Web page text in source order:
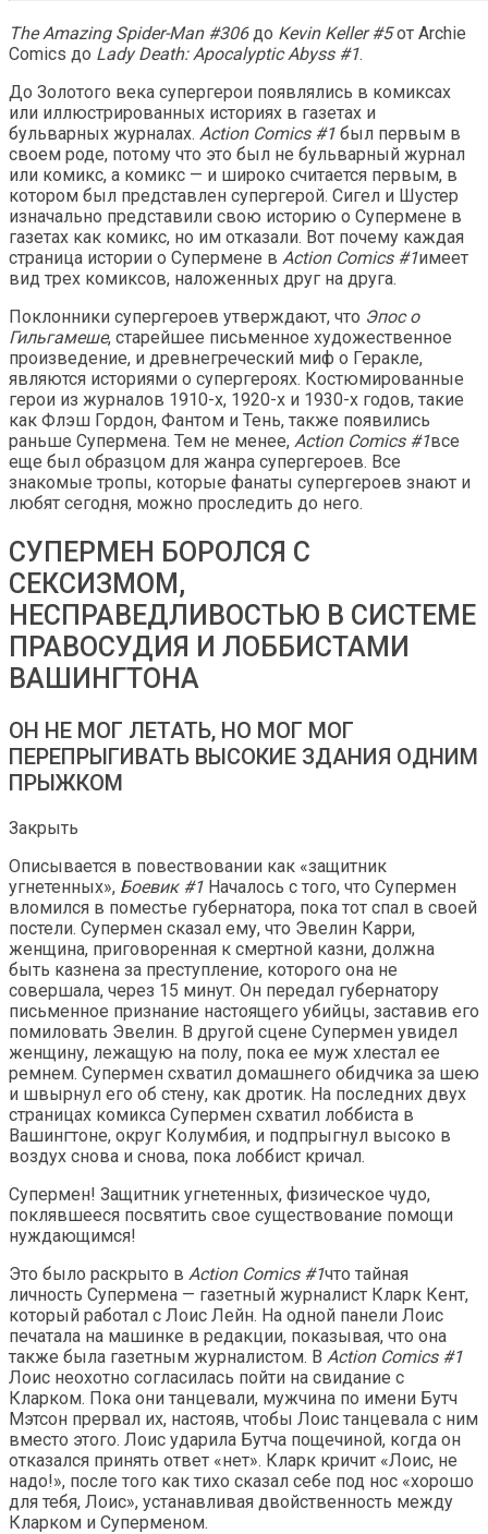
The Amazing Spider-Man #306до Kevin Keller #5от Archie
Comics до Lady Death: Apocalyptic Abyss #1.
До Золотого века супергерои появлялись в комиксах
или иллюстрированных историях в газетах и ​​
бульварных журналах. Action Comics #1 был первым в
своем роде, потому что это был не бульварный журнал
или комикс, а комикс — и широко считается первым, в
котором был представлен супергерой. Сигел и Шустер
изначально представили свою историю о Супермене в
газетах как комикс, но им отказали. Вот почему каждая
страница истории о Супермене в Action Comics #1имеет
вид трех комиксов, наложенных друг на друга.
Поклонники супергероев утверждают, что Эпос о
Гильгамеше, старейшее письменное художественное
произведение, и древнегреческий миф о Геракле,
являются историями о супергероях. Костюмированные
герои из журналов 1910-х, 1920-х и 1930-х годов, такие
как Флэш Гордон, Фантом и Тень, также появились
раньше Супермена. Тем не менее, Action Comics #1все
еще был образцом для жанра супергероев. Все
знакомые тропы, которые фанаты супергероев знают и
любят сегодня, можно проследить до него.
СУПЕРМЕН БОРОЛСЯ С
СЕКСИЗМОМ,
НЕСПРАВЕДЛИВОСТЬЮ В СИСТЕМЕ
ПРАВОСУДИЯ И ЛОББИСТАМИ
ВАШИНГТОНА
​​ОН НЕ МОГ ЛЕТАТЬ, НО МОГ МОГ
ПЕРЕПРЫГИВАТЬ ВЫСОКИЕ ЗДАНИЯ ОДНИМ
ПРЫЖКОМ
Закрыть
Описывается в повествовании как «защитник
угнетенных», Боевик #1 Началось с того, что Супермен
вломился в поместье губернатора, пока тот спал в своей
постели. Супермен сказал ему, что Эвелин Карри,
женщина, приговоренная к смертной казни, должна
быть казнена за преступление, которого она не
совершала, через 15 минут. Он передал губернатору
письменное признание настоящего убийцы, заставив его
помиловать Эвелин. В другой сцене Супермен увидел
женщину, лежащую на полу, пока ее муж хлестал ее
ремнем. Супермен схватил домашнего обидчика за шею
и швырнул его об стену, как дротик. На последних двух
страницах комикса Супермен схватил лоббиста в
Вашингтоне, округ Колумбия, и подпрыгнул высоко в
воздух снова и снова, пока лоббист кричал.
Супермен! Защитник угнетенных, физическое чудо,
поклявшееся посвятить свое существование помощи
нуждающимся!
Это было раскрыто в Action Comics #1что тайная
личность Супермена — газетный журналист Кларк Кент,
который работал с Лоис Лейн. На одной панели Лоис
печатала на машинке в редакции, показывая, что она
также была газетным журналистом. В Action Comics #1
Лоис неохотно согласилась пойти на свидание с
Кларком. Пока они танцевали, мужчина по имени Бутч
Мэтсон прервал их, настояв, чтобы Лоис танцевала с ним
вместо этого. Лоис ударила Бутча пощечиной, когда он
отказался принять ответ «нет». Кларк кричит «Лоис, не
надо!», после того как тихо сказал себе под нос «хорошо
для тебя, Лоис», устанавливая двойственность между
Кларком и Суперменом.